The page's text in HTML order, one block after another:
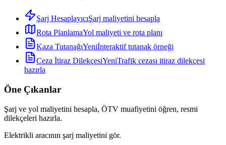
Şarj HesaplayıcıŞarj maliyetini hesapla
Rota PlanlamaYol maliyeti ve rota planı
Kaza TutanağıYeniİnteraktif tutanak örneği
Ceza İtiraz DilekçesiYeniTrafik cezası itiraz dilekçesi
hazırla
Öne Çıkanlar
Şarj ve yol maliyetini hesapla, ÖTV muafiyetini öğren, resmi
dilekçeleri hazırla.
Elektrikli aracının şarj maliyetini gör.